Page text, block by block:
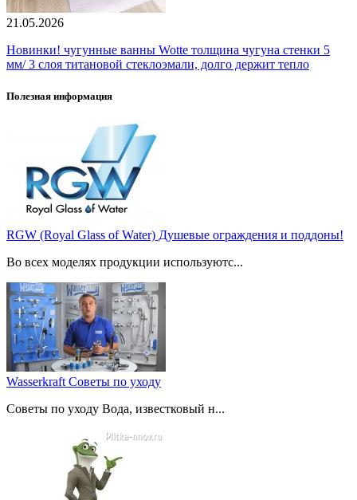
21.05.2026
Новинки! чугунные ванны Wotte толщина чугуна стенки 5
мм/ 3 слоя титановой стеклоэмали, долго держит тепло
Полезная информация
RGW (Royal Glass of Water) Душевые ограждения и поддоны!
Во всех моделях продукции используютс...
Wasserkraft Советы по уходу
Советы по уходу Вода, известковый н...